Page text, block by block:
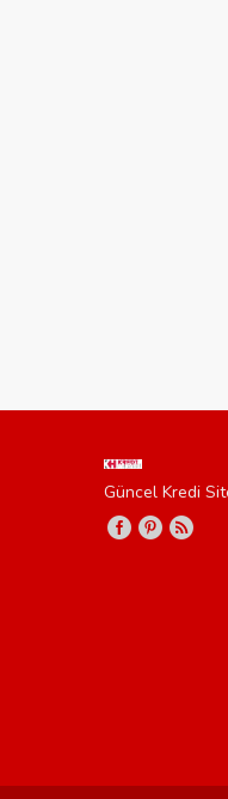
Güncel Kredi